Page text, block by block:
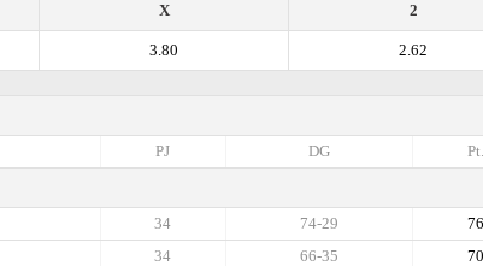
2
X
2.62
3.80
Pt.
DG
PJ
76
74-29
34
70
66-35
34